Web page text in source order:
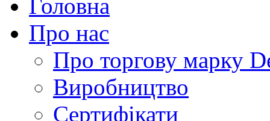
Головна
Про нас
Про торгову марку
Виробництво
Сертифікати